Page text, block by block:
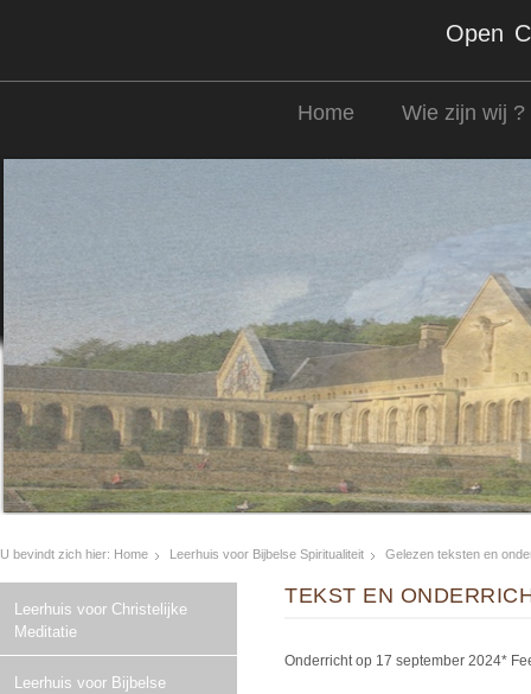
Open
Home Wie zijn wij ?
U bevindt zich hier: Home Leerhuis voor Bijbelse Spiritualiteit Gelezen teksten en
Leerhuis voor Christelijke
Meditatie
Leerhuis voor Bijbelse
TEKST EN
Onderricht op 17 september 2024*